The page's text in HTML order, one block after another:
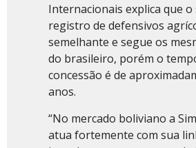
Internacionais explica que o
registro de defensivos
semelhante e segue os
do brasileiro, porém o
concessão é de
anos.
“No mercado boliviano a
atua fortemente com sua